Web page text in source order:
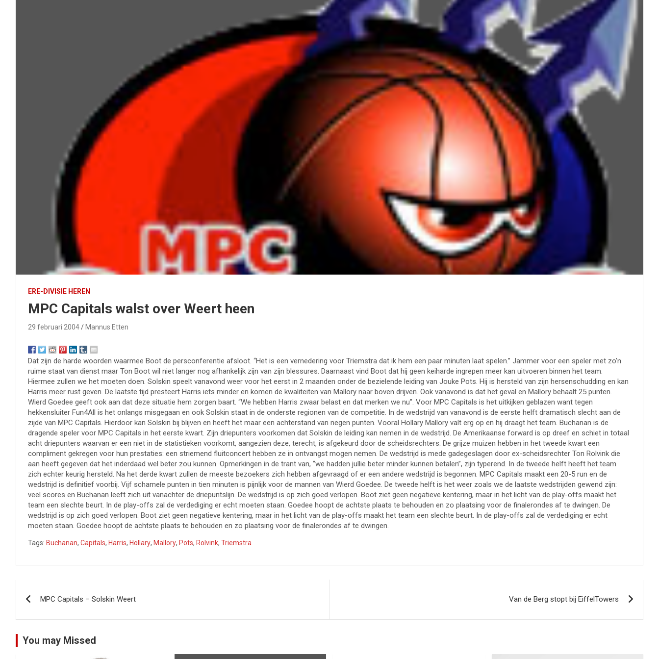
ERE-DIVISIE HEREN
MPC Capitals walst over Weert heen
29 februari 2004 Mannus Etten
Dat zijn de harde woorden waarmee Boot de persconferentie afsloot. “Het is een vernedering voor Triemstra dat ik hem een paar minuten laat spelen.” Jammer voor een speler met zo’n
ruime staat van dienst maar Ton Boot wil niet langer nog afhankelijk zijn van zijn blessures. Daarnaast vind Boot dat hij geen keiharde ingrepen meer kan uitvoeren binnen het team.
Hiermee zullen we het moeten doen. Solskin speelt vanavond weer voor het eerst in 2 maanden onder de bezielende leiding van Jouke Pots. Hij is hersteld van zijn hersenschudding en kan
Harris meer rust geven. De laatste tijd presteert Harris iets minder en komen de kwaliteiten van Mallory naar boven drijven. Ook vanavond is dat het geval en Mallory behaalt 25 punten.
Wierd Goedee geeft ook aan dat deze situatie hem zorgen baart. “We hebben Harris zwaar belast en dat merken we nu”. Voor MPC Capitals is het uitkijken geblazen want tegen
hekkensluiter Fun4All is het onlangs misgegaan en ook Solskin staat in de onderste regionen van de competitie. In de wedstrijd van vanavond is de eerste helft dramatisch slecht aan de
zijde van MPC Capitals. Hierdoor kan Solskin bij blijven en heeft het maar een achterstand van negen punten. Vooral Hollary Mallory valt erg op en hij draagt het team. Buchanan is de
dragende speler voor MPC Capitals in het eerste kwart. Zijn driepunters voorkomen dat Solskin de leiding kan nemen in de wedstrijd. De Amerikaanse forward is op dreef en schiet in totaal
acht driepunters waarvan er een niet in de statistieken voorkomt, aangezien deze, terecht, is afgekeurd door de scheidsrechters. De grijze muizen hebben in het tweede kwart een
compliment gekregen voor hun prestaties: een striemend fluitconcert hebben ze in ontvangst mogen nemen. De wedstrijd is mede gadegeslagen door ex-scheidsrechter Ton Rolvink die
aan heeft gegeven dat het inderdaad wel beter zou kunnen. Opmerkingen in de trant van, “we hadden jullie beter minder kunnen betalen”, zijn typerend. In de tweede helft heeft het team
zich echter keurig hersteld. Na het derde kwart zullen de meeste bezoekers zich hebben afgevraagd of er een andere wedstrijd is begonnen. MPC Capitals maakt een 20-5 run en de
wedstrijd is definitief voorbij. Vijf schamele punten in tien minuten is pijnlijk voor de mannen van Wierd Goedee. De tweede helft is het weer zoals we de laatste wedstrijden gewend zijn:
veel scores en Buchanan leeft zich uit vanachter de driepuntslijn. De wedstrijd is op zich goed verlopen. Boot ziet geen negatieve kentering, maar in het licht van de play-offs maakt het
team een slechte beurt. In de play-offs zal de verdediging er echt moeten staan. Goedee hoopt de achtste plaats te behouden en zo plaatsing voor de finalerondes af te dwingen. De
wedstrijd is op zich goed verlopen. Boot ziet geen negatieve kentering, maar in het licht van de play-offs maakt het team een slechte beurt. In de play-offs zal de verdediging er echt
moeten staan. Goedee hoopt de achtste plaats te behouden en zo plaatsing voor de finalerondes af te dwingen.
Tags: Buchanan, Capitals, Harris, Hollary, Mallory, Pots, Rolvink, Triemstra
navigatie
MPC Capitals – Solskin Weert Van de Berg stopt bij EiffelTowers
You may Missed